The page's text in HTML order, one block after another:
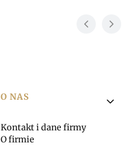
Linki w stopce
O NAS
Kontakt i dane firmy
O firmie